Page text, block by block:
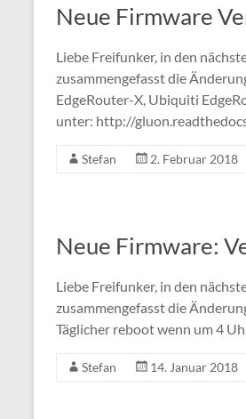
Neue Firmware
Liebe Freifunker, in den
zusammengefasst die
EdgeRouter-X, Ubiquiti
unter: http://
Stefan 2. Februar 2018
Neue Firmware:
Liebe Freifunker, in den
zusammengefasst die
Täglicher reboot wenn um 4
Stefan 14. Januar 2018